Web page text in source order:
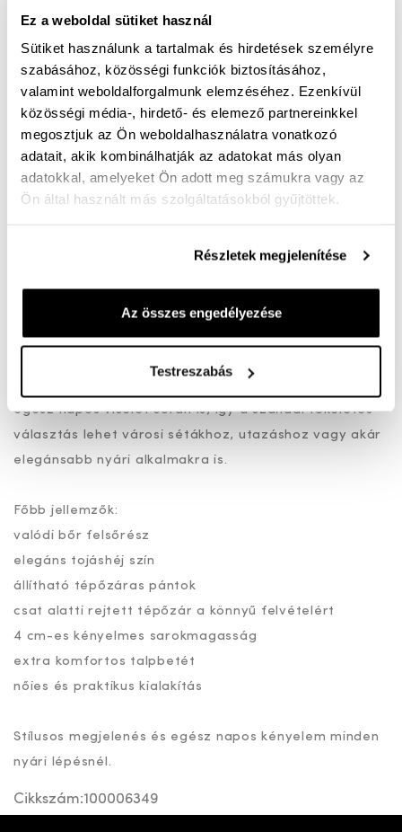
Ez a weboldal sütiket használ
Sütiket használunk a tartalmak és hirdetések személyre
szabásához, közösségi funkciók biztosításához,
valamint weboldalforgalmunk elemzéséhez. Ezenkívül
közösségi média-, hirdető- és elemező partnereinkkel
megosztjuk az Ön weboldalhasználatra vonatkozó
adatait, akik kombinálhatják az adatokat más olyan
adatokkal, amelyeket Ön adott meg számukra vagy az
Ön által használt más szolgáltatásokból gyűjtöttek.
Részletek megjelenítése
Az összes engedélyezése
Testreszabás
Az Evita 05 női bőr szandál a kifinomult megjelenés és
a mindennapi kényelem tökéletes találkozása.
Különleges, lágy tojáshéj színe – a fehér és a drapp
finom árnyalata – elegáns, mégis könnyen
kombinálható választássá teszi a nyári ruhatárban.
A felsőrész állítható tépőzáras kialakítása lehetővé
alatt rejtett tépőzár gondoskodik a gyors és
magasságot biztosít a nőies megjelenéshez anélkül,
hogy kompromisszumot kellene kötni a komfort terén.
egész napos viselet során is, így a szandál tökéletes
választás lehet városi sétákhoz, utazáshoz vagy akár
elegánsabb nyári alkalmakra is.
Főbb jellemzők:
valódi bőr felsőrész
elegáns tojáshéj szín
állítható tépőzáras pántok
csat alatti rejtett tépőzár a könnyű felvételért
4 cm-es kényelmes sarokmagasság
extra komfortos talpbetét
nőies és praktikus kialakítás
Stílusos megjelenés és egész napos kényelem minden
nyári lépésnél.
Cikkszám:100006349